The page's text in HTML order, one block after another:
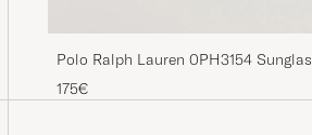
Polo Ralph Lauren 0PH3154
Gunmetal
175€